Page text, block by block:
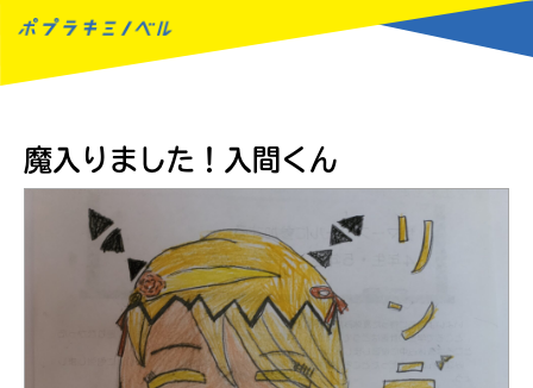
魔入りました！入間くん